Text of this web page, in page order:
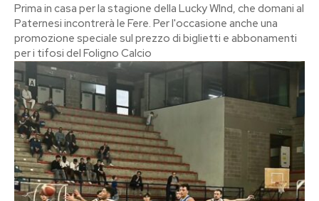
Prima in casa per la stagione della Lucky WInd, che domani al
Paternesi incontrerà le Fere. Per l'occasione anche una
promozione speciale sul prezzo di biglietti e abbonamenti
per i tifosi del Foligno Calcio